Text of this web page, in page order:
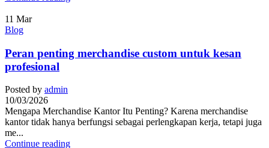
11 Mar
Blog
Peran penting merchandise custom untuk kesan
profesional
Posted by admin
10/03/2026
Mengapa Merchandise Kantor Itu Penting? Karena merchandise
kantor tidak hanya berfungsi sebagai perlengkapan kerja, tetapi juga
me...
Continue reading